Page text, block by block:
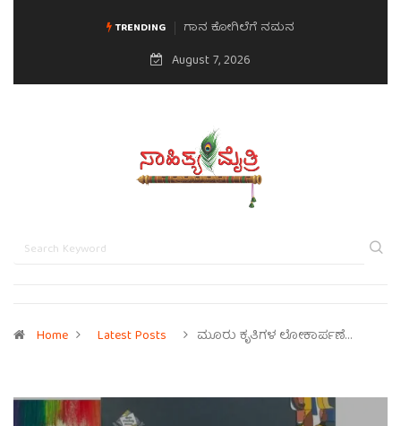
TRENDING
ಗಾನ ಕೋಗಿಲೆಗೆ ನಮನ ಮನಸಿನ ಸವಿಭಾವ
August 7, 2026
Home Latest Posts ಮೂರು ಕೃತಿಗಳ ಲೋಕಾರ್ಪಣೆ…